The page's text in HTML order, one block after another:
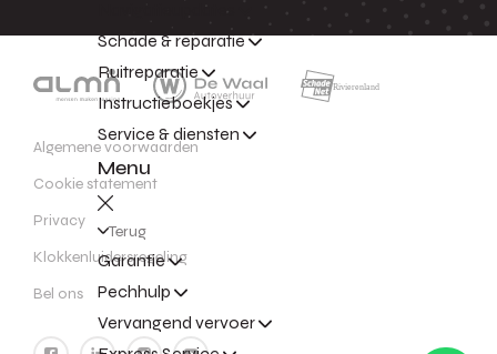
Schade & reparatie
Ruitreparatie
Instructieboekjes
Service & diensten
Menu
Terug
Garantie
Pechhulp
Vervangend vervoer
Algemene voorwaarden
Cookie statement
Privacy
Klokkenluidersregeling
Bel ons